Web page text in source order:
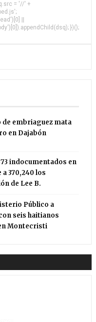
= '//' +
||
})();
de embriaguez mata
en Dajabón
indocumentados en
370,240 los
de Lee B.
Público a
seis haitianos
Montecristi